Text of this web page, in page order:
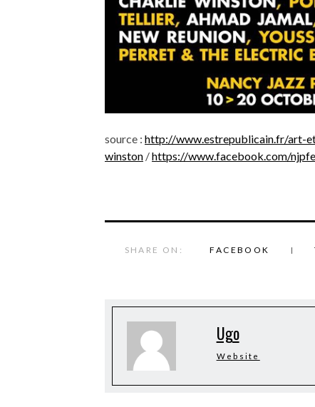
source : http://www.estrepublicain.fr/art-
winston /https://www.facebook.com/
SHARE ON: FACEBOOK
Ugo
Website